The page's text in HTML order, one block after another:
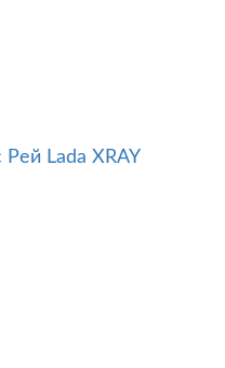
Lada XRAY